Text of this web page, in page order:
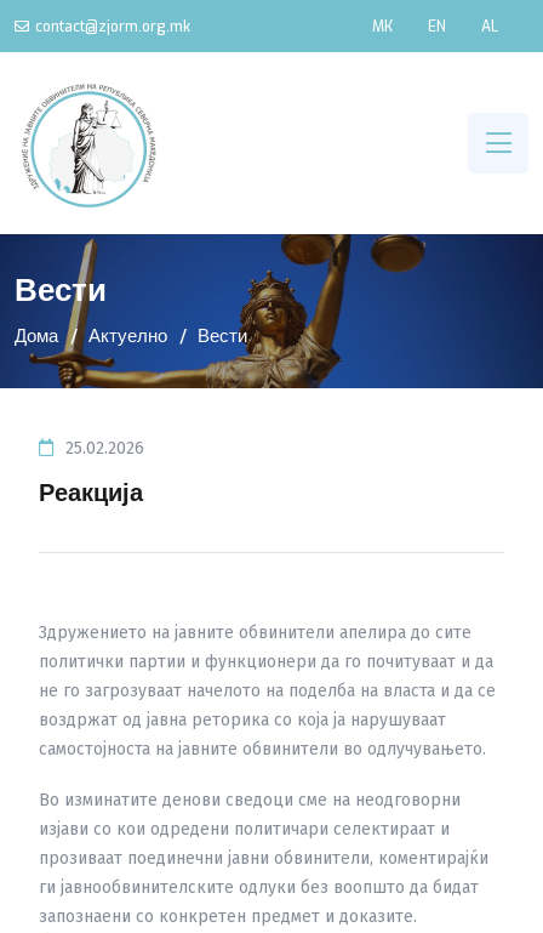
contact@zjorm.org.mk MK EN AL
Вести
Дома Актуелно Вести
25.02.2026
Реакција
Здружението на јавните обвинители апелира до сите
политички партии и функционери да го почитуваат и да
не го загрозуваат начелото на поделба на власта и да се
воздржат од јавна реторика со која ја нарушуваат
самостојноста на јавните обвинители во одлучувањето.
Во изминатите денови сведоци сме на неодговорни
изјави со кои одредени политичари селектираат и
прозиваат поединечни јавни обвинители, коментирајќи
ги јавнообвинителските одлуки без воопшто да бидат
запознаени со конкретен предмет и доказите.